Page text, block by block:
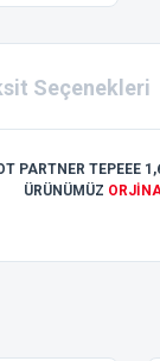
Seçenekleri
PARTNER TEPEEE
ÜRÜNÜMÜZ